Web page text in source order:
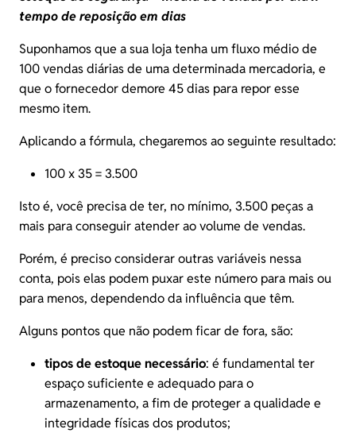
tempo de reposição em dias
Suponhamos que a sua loja tenha um fluxo médio de
100 vendas diárias de uma determinada mercadoria, e
que o fornecedor demore 45 dias para repor esse
mesmo item.
Aplicando a fórmula, chegaremos ao seguinte resultado:
100 x 35 = 3.500
Isto é, você precisa de ter, no mínimo, 3.500 peças a
mais para conseguir atender ao volume de vendas.
Porém, é preciso considerar outras variáveis nessa
conta, pois elas podem puxar este número para mais ou
para menos, dependendo da influência que têm.
Alguns pontos que não podem ficar de fora, são:
tipos de estoque necessário: é fundamental ter
espaço suficiente e adequado para o
armazenamento, a fim de proteger a qualidade e
integridade físicas dos produtos;